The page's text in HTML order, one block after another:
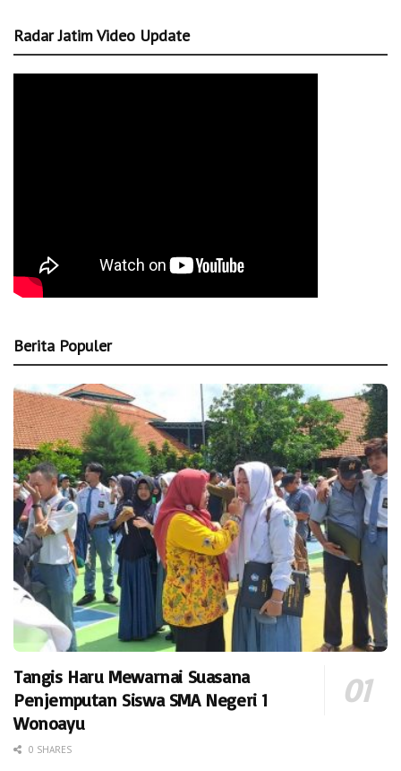
Radar Jatim Video Update
Berita Populer
Tangis Haru Mewarnai Suasana
Penjemputan Siswa SMA Negeri 1
Wonoayu
0 SHARES